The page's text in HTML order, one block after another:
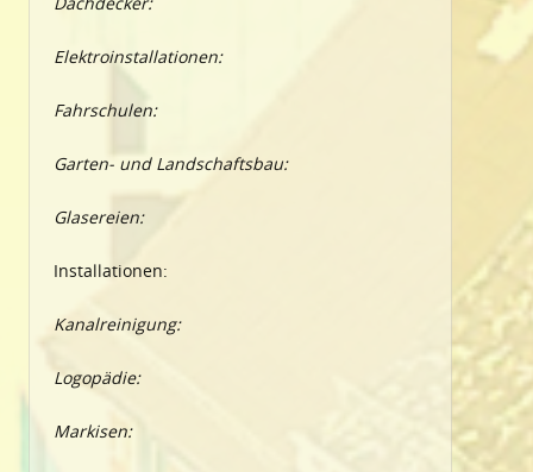
Elektroinstallationen:
Fahrschulen:
Garten- und Landschaftsbau:
Glasereien:
Installationen:
Kanalreinigung:
Logopädie:
Markisen: